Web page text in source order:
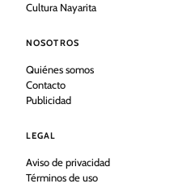
Cultura Nayarita
NOSOTROS
Quiénes somos
Contacto
Publicidad
LEGAL
Aviso de privacidad
Términos de uso